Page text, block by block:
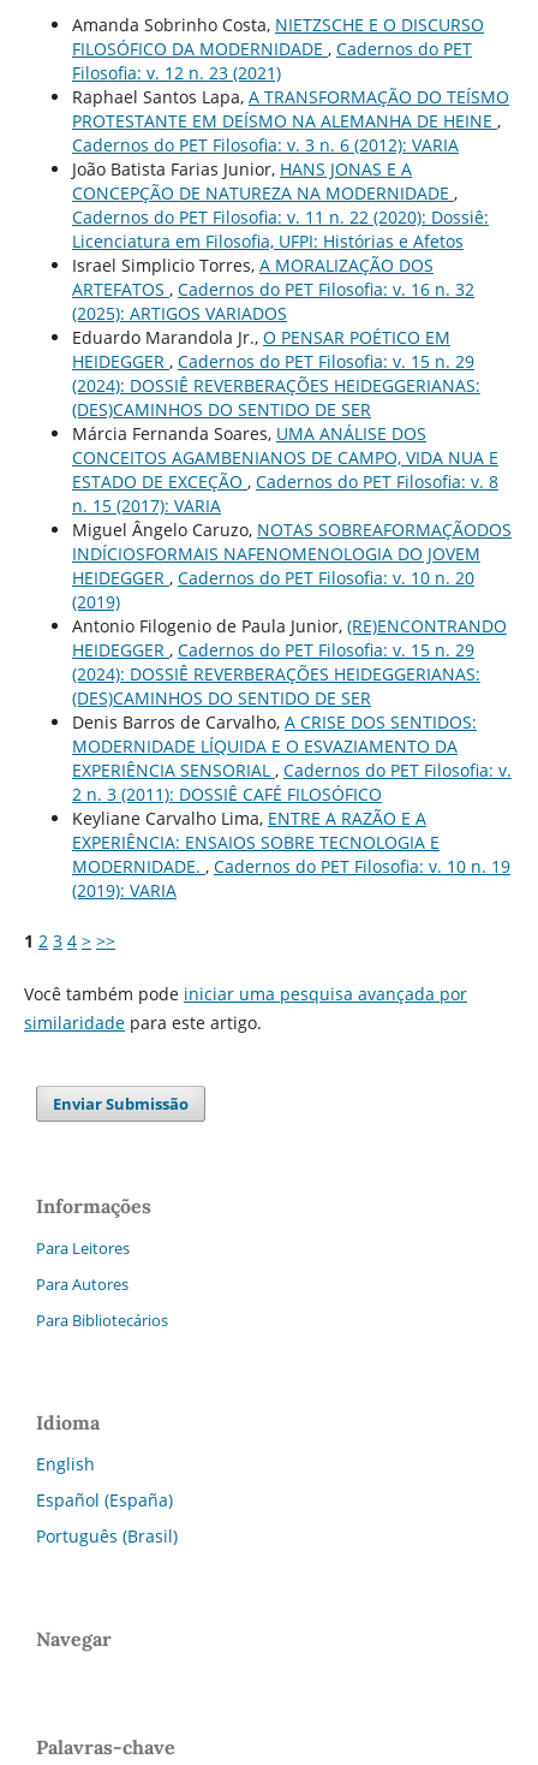
Amanda Sobrinho Costa, NIETZSCHE E O DISCURSO
FILOSÓFICO DA MODERNIDADE , Cadernos do PET
Filosofia: v. 12 n. 23 (2021)
Raphael Santos Lapa, A TRANSFORMAÇÃO DO TEÍSMO
PROTESTANTE EM DEÍSMO NA ALEMANHA DE HEINE ,
Cadernos do PET Filosofia: v. 3 n. 6 (2012): VARIA
João Batista Farias Junior, HANS JONAS E A
CONCEPÇÃO DE NATUREZA NA MODERNIDADE ,
Cadernos do PET Filosofia: v. 11 n. 22 (2020): Dossiê:
Licenciatura em Filosofia, UFPI: Histórias e Afetos
Israel Simplicio Torres, A MORALIZAÇÃO DOS
ARTEFATOS , Cadernos do PET Filosofia: v. 16 n. 32
(2025): ARTIGOS VARIADOS
Eduardo Marandola Jr., O PENSAR POÉTICO EM
HEIDEGGER , Cadernos do PET Filosofia: v. 15 n. 29
(2024): DOSSIÊ REVERBERAÇÕES HEIDEGGERIANAS:
(DES)CAMINHOS DO SENTIDO DE SER
Márcia Fernanda Soares, UMA ANÁLISE DOS
CONCEITOS AGAMBENIANOS DE CAMPO, VIDA NUA E
ESTADO DE EXCEÇÃO , Cadernos do PET Filosofia: v. 8
n. 15 (2017): VARIA
Miguel Ângelo Caruzo, NOTAS SOBREAFORMAÇÃODOS
INDÍCIOSFORMAIS NAFENOMENOLOGIA DO JOVEM
HEIDEGGER , Cadernos do PET Filosofia: v. 10 n. 20
(2019)
Antonio Filogenio de Paula Junior, (RE)ENCONTRANDO
HEIDEGGER , Cadernos do PET Filosofia: v. 15 n. 29
(2024): DOSSIÊ REVERBERAÇÕES HEIDEGGERIANAS:
(DES)CAMINHOS DO SENTIDO DE SER
Denis Barros de Carvalho, A CRISE DOS SENTIDOS:
MODERNIDADE LÍQUIDA E O ESVAZIAMENTO DA
EXPERIÊNCIA SENSORIAL , Cadernos do PET Filosofia: v.
2 n. 3 (2011): DOSSIÊ CAFÉ FILOSÓFICO
Keyliane Carvalho Lima, ENTRE A RAZÃO E A
EXPERIÊNCIA: ENSAIOS SOBRE TECNOLOGIA E
MODERNIDADE. , Cadernos do PET Filosofia: v. 10 n. 19
(2019): VARIA
1 2 3 4 > >>
Você também pode iniciar uma pesquisa avançada por
similaridadepara este artigo.
Enviar Submissão
Informações
Para Leitores
Para Autores
Para Bibliotecários
Idioma
English
Español (España)
Português (Brasil)
Navegar
Palavras-chave